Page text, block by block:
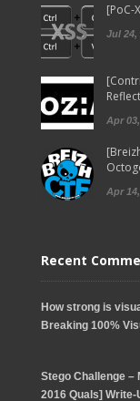
[PoC-
Jul 24,
Apr
Apr
Recent
How strong is
Breaking 100%
Stego Challenge –
2016 Quals] Write-